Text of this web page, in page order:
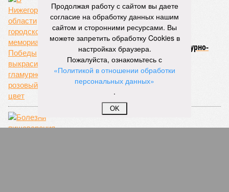
В Нижегородской области городской
мемориал Победы выкрасили в гламурно-
розовый цвет
Продолжая работу с сайтом вы даете
согласие на обработку данных нашим
сайтом и сторонними ресурсами. Вы
можете запретить обработку Cookies в
настройках браузера.
Пожалуйста, ознакомьтесь с
«Политикой в отношении обработки
персональных данных»
.
OK